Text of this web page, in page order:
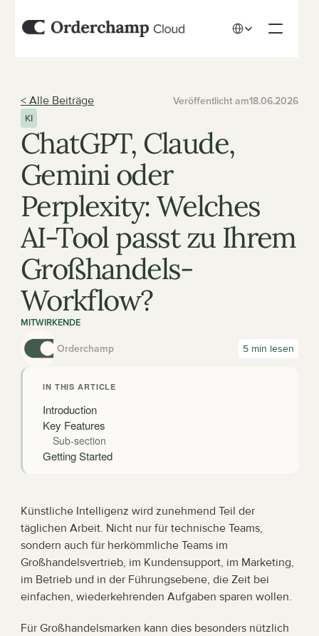
< Alle Beiträge Veröffentlicht am18.06.2026
KI
ChatGPT, Claude,
Gemini oder
Perplexity: Welches
AI-Tool passt zu Ihrem
Großhandels-
Workflow?
MITWIRKENDE
Orderchamp 5 min lesen
IN THIS ARTICLE
Introduction
Key Features
Sub-section
Getting Started
Künstliche Intelligenz wird zunehmend Teil der
täglichen Arbeit. Nicht nur für technische Teams,
sondern auch für herkömmliche Teams im
Großhandelsvertrieb, im Kundensupport, im Marketing,
im Betrieb und in der Führungsebene, die Zeit bei
einfachen, wiederkehrenden Aufgaben sparen wollen.
Für Großhandelsmarken kann dies besonders nützlich